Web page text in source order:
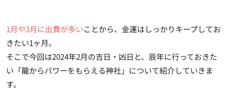
1月や3月に出費が多いことから、金運はしっかりキープしてお
きたい1ヶ月。
そこで今回は2024年2月の吉日・凶日と、辰年に行っておきた
い「龍からパワーをもらえる神社」について紹介していきま
す。